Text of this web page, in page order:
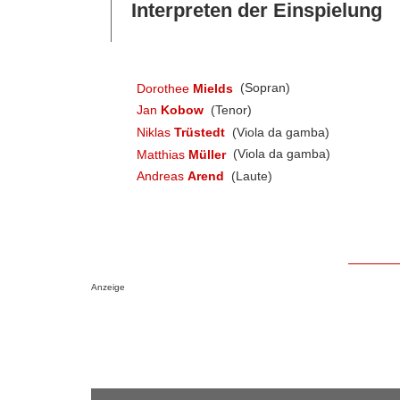
Interpreten der Einspielung
Dorothee Mields (Sopran)
Jan Kobow (Tenor)
Niklas Trüstedt (Viola da gamba)
Matthias Müller (Viola da gamba)
Andreas Arend (Laute)
Anzeige